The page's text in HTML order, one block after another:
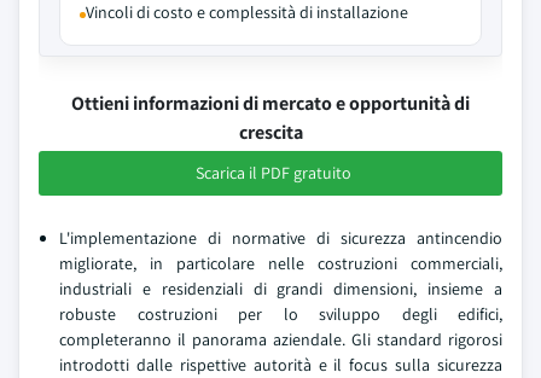
Vincoli di costo e complessità di installazione
Ottieni informazioni di mercato e opportunità di
crescita
Scarica il PDF gratuito
L'implementazione di normative di sicurezza antincendio
migliorate, in particolare nelle costruzioni commerciali,
industriali e residenziali di grandi dimensioni, insieme a
robuste costruzioni per lo sviluppo degli edifici,
completeranno il panorama aziendale. Gli standard rigorosi
introdotti dalle rispettive autorità e il focus sulla sicurezza